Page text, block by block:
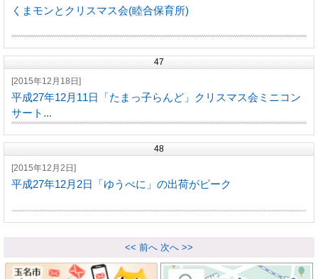
くまモンとクリスマス会(睦合保育所)
47
[2015年12月18日]
平成27年12月11日「たまっ子らんど」クリスマス会ミニコン
サート...
48
[2015年12月2日]
平成27年12月2日「ゆうべに」の出荷がピーク
<< 前へ 次へ >>